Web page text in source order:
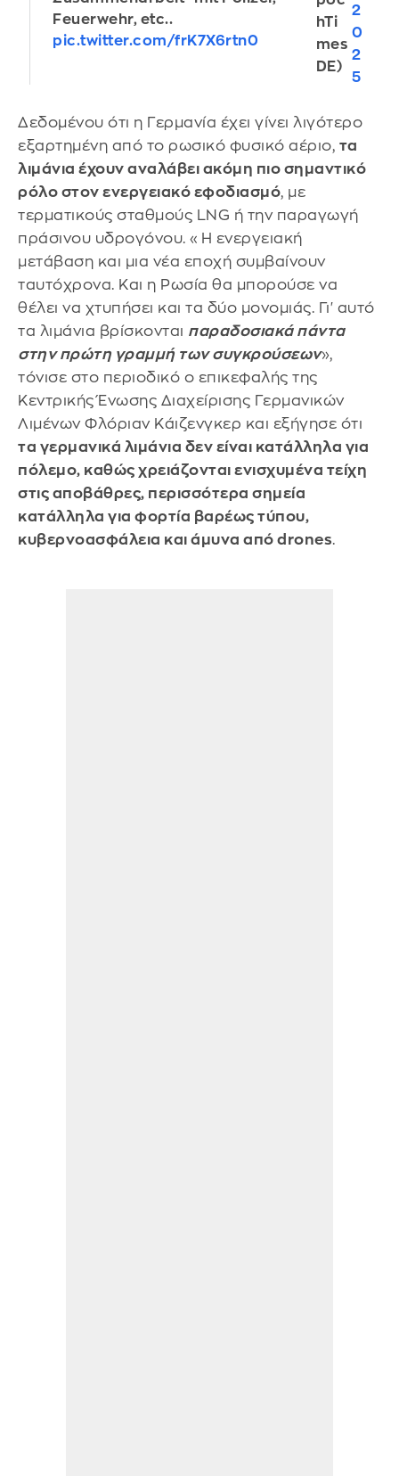
Feuerwehr, etc..
pic.twitter.com/frK7X6rtn0
hTi
mes
DE)
2
0
2
5
Δεδομένου ότι η Γερμανία έχει γίνει λιγότερο
εξαρτημένη από το ρωσικό φυσικό αέριο, τα
λιμάνια έχουν αναλάβει ακόμη πιο σημαντικό
ρόλο στον ενεργειακό εφοδιασμό, με
τερματικούς σταθμούς LNG ή την παραγωγή
πράσινου υδρογόνου. «Η ενεργειακή
μετάβαση και μια νέα εποχή συμβαίνουν
ταυτόχρονα. Και η Ρωσία θα μπορούσε να
θέλει να χτυπήσει και τα δύο μονομιάς. Γι' αυτό
τα λιμάνια βρίσκονται παραδοσιακά πάντα
στην πρώτη γραμμή των συγκρούσεων»,
τόνισε στο περιοδικό ο επικεφαλής της
Κεντρικής Ένωσης Διαχείρισης Γερμανικών
Λιμένων Φλόριαν Κάιζενγκερ και εξήγησε ότι
τα γερμανικά λιμάνια δεν είναι κατάλληλα για
πόλεμο, καθώς χρειάζονται ενισχυμένα τείχη
στις αποβάθρες, περισσότερα σημεία
κατάλληλα για φορτία βαρέως τύπου,
κυβερνοασφάλεια και άμυνα από drones.